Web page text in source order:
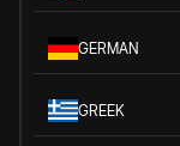
GERMAN
GREEK